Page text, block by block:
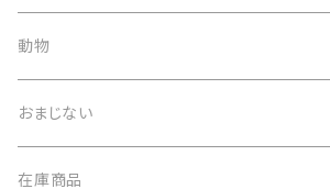
印刷物
トートバッグ
動物
おまじない
在庫商品